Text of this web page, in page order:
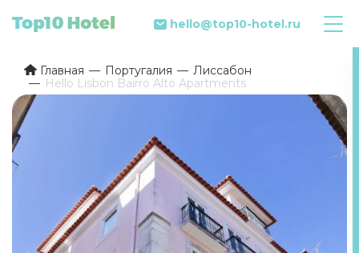
hello@top10-hotel.ru
Главная Португалия
Лиссабон
Hello Lisbon Bairro Alto Apartments